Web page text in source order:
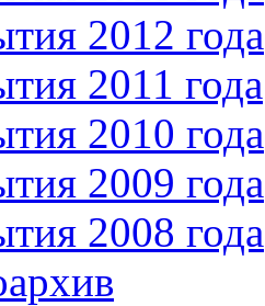
2012 года
2011 года
2010 года
2009 года
2008 года